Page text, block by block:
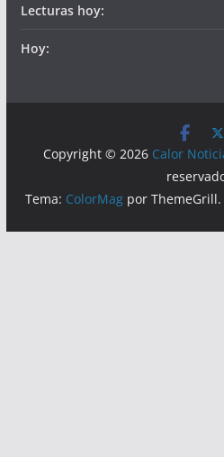
Lecturas hoy:
Hoy:
Copyright © 2026 Calor
Tema: ColorMag por